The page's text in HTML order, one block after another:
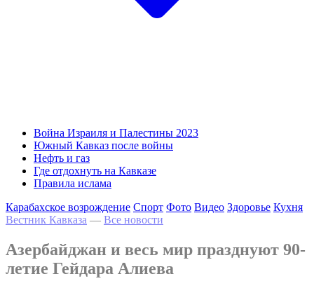
Война Израиля и Палестины 2023
Южный Кавказ после войны
Нефть и газ
Где отдохнуть на Кавказе
Правила ислама
Карабахское возрождение Спорт Фото Видео Здоровье Кухня
Вестник Кавказа — Все новости
Азербайджан и весь мир празднуют 90-
летие Гейдара Алиева